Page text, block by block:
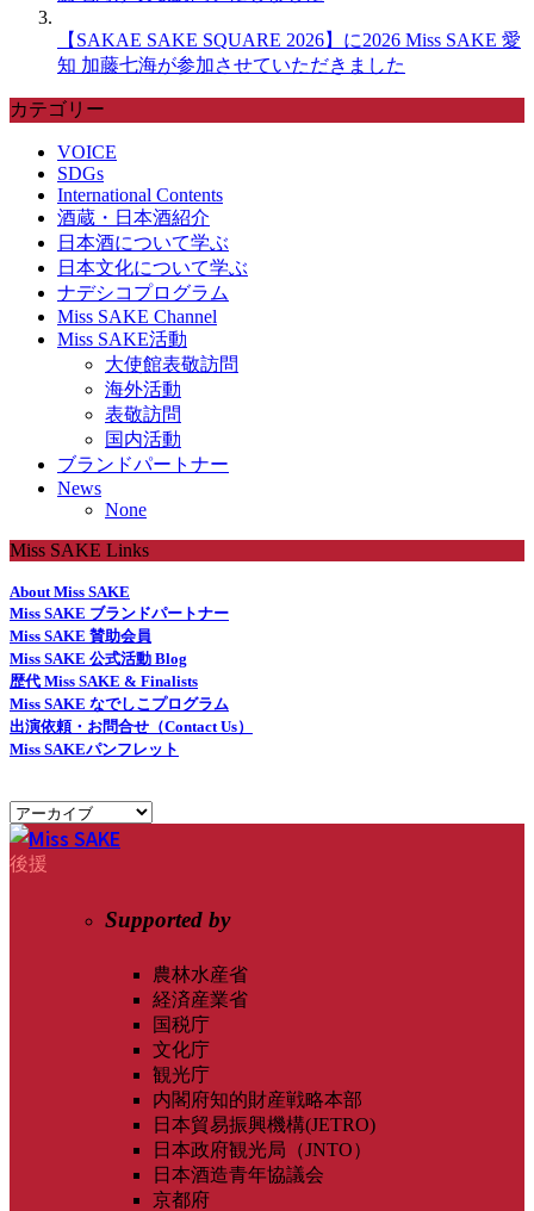
【SAKAE SAKE SQUARE 2026】に2026 Miss SAKE 愛
知 加藤七海が参加させていただきました
カテゴリー
VOICE
SDGs
International Contents
酒蔵・日本酒紹介
日本酒について学ぶ
日本文化について学ぶ
ナデシコプログラム
Miss SAKE Channel
Miss SAKE活動
大使館表敬訪問
海外活動
表敬訪問
国内活動
ブランドパートナー
News
None
Miss SAKE Links
About Miss SAKE
Miss SAKE ブランドパートナー
Miss SAKE 賛助会員
Miss SAKE 公式活動 Blog
歴代 Miss SAKE & Finalists
Miss SAKE なでしこプログラム
出演依頼・お問合せ（Contact Us）
Miss SAKEパンフレット
後援
Supported by
農林水産省
経済産業省
国税庁
文化庁
観光庁
内閣府知的財産戦略本部
日本貿易振興機構(JETRO)
日本政府観光局（JNTO）
日本酒造青年協議会
京都府